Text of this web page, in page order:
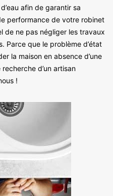
afin de garantir sa
performance de votre robinet
de ne pas négliger les travaux
Parce que le problème d’état
la maison en absence d’une
d’un artisan
!